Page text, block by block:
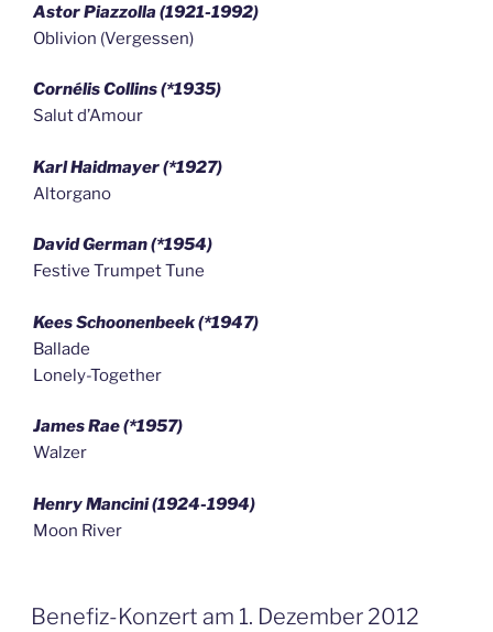
Astor Piazzolla (1921-1992)
Oblivion (Vergessen)
Cornélis Collins (*1935)
Salut d’Amour
Karl Haidmayer (*1927)
Altorgano
David German (*1954)
Festive Trumpet Tune
Kees Schoonenbeek (*1947)
Ballade
Lonely-Together
James Rae (*1957)
Walzer
Henry Mancini (1924-1994)
Moon River
Benefiz-Konzert am 1. Dezember 2012